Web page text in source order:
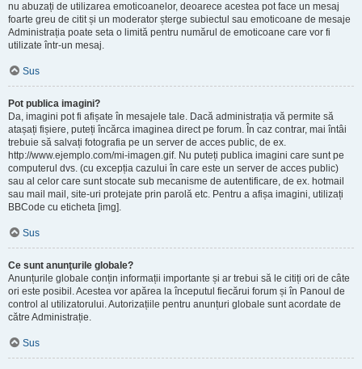
nu abuzați de utilizarea emoticoanelor, deoarece acestea pot face un mesaj
foarte greu de citit și un moderator șterge subiectul sau emoticoane de mesaje
Administrația poate seta o limită pentru numărul de emoticoane care vor fi
utilizate într-un mesaj.
Sus
Pot publica imagini?
Da, imagini pot fi afișate în mesajele tale. Dacă administrația vă permite să
atașați fișiere, puteți încărca imaginea direct pe forum. În caz contrar, mai întâi
trebuie să salvați fotografia pe un server de acces public, de ex.
http://www.ejemplo.com/mi-imagen.gif. Nu puteți publica imagini care sunt pe
computerul dvs. (cu excepția cazului în care este un server de acces public)
sau al celor care sunt stocate sub mecanisme de autentificare, de ex. hotmail
sau mail mail, site-uri protejate prin parolă etc. Pentru a afișa imagini, utilizați
BBCode cu eticheta [img].
Sus
Ce sunt anunţurile globale?
Anunțurile globale conțin informații importante și ar trebui să le citiți ori de câte
ori este posibil. Acestea vor apărea la începutul fiecărui forum și în Panoul de
control al utilizatorului. Autorizațiile pentru anunțuri globale sunt acordate de
către Administrație.
Sus